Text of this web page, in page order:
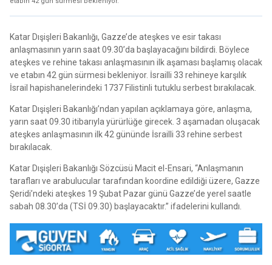
Katar Dışişleri Bakanlığı, Gazze’de ateşkes ve esir takası
anlaşmasının yarın saat 09.30’da başlayacağını bildirdi. Böylece
ateşkes ve rehine takası anlaşmasının ilk aşaması başlamış olacak
ve etabın 42 gün sürmesi bekleniyor. İsrailli 33 rehineye karşılık
İsrail hapishanelerindeki 1737 Filistinli tutuklu serbest bırakılacak.
Katar Dışişleri Bakanlığı’ndan yapılan açıklamaya göre, anlaşma,
yarın saat 09.30 itibarıyla yürürlüğe girecek. 3 aşamadan oluşacak
ateşkes anlaşmasının ilk 42 gününde İsrailli 33 rehine serbest
bırakılacak.
Katar Dışişleri Bakanlığı Sözcüsü Macit el-Ensari, “Anlaşmanın
tarafları ve arabulucular tarafından koordine edildiği üzere, Gazze
Şeridi’ndeki ateşkes 19 Şubat Pazar günü Gazze’de yerel saatle
sabah 08.30’da (TSİ 09.30) başlayacaktır.” ifadelerini kullandı.